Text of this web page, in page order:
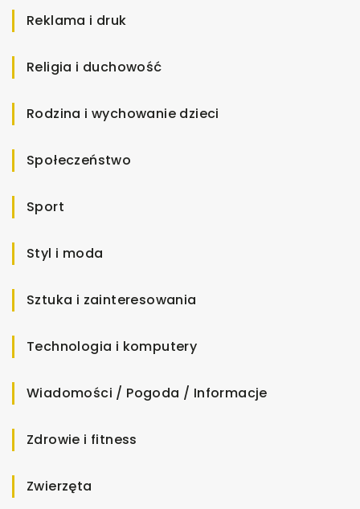
Reklama i druk
Religia i duchowość
Rodzina i wychowanie dzieci
Społeczeństwo
Sport
Styl i moda
Sztuka i zainteresowania
Technologia i komputery
Wiadomości / Pogoda / Informacje
Zdrowie i fitness
Zwierzęta